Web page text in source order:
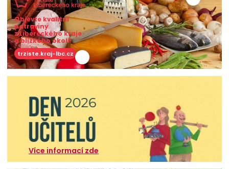
Objevte kvalitní
potraviny
z Libereckého kraje
a blízkého okolí!
trziste.kraj-lbc.cz
Více informací zde